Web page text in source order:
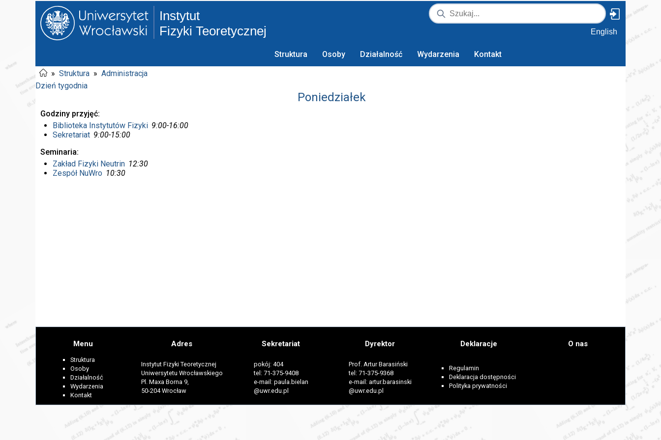
Instytut
Fizyki Teoretycznej
English
Struktura Osoby Działalność Wydarzenia Kontakt
» Struktura » Administracja
Dzień tygodnia
Poniedziałek
Godziny przyjęć
Biblioteka Instytutów Fizyki 9:00-16:00
Sekretariat 9:00-15:00
Seminaria
Zakład Fizyki Neutrin 12:30
Zespół NuWro 10:30
Menu
Struktura
Osoby
Działalność
Wydarzenia
Kontakt
Adres
Instytut Fizyki Teoretycznej
Uniwersytetu Wrocławskiego
Pl. Maxa Borna 9,
50-204 Wrocław
Sekretariat
pokój: 404
tel: 71-375-9408
e-mail: paula.bielan
@uwr.edu.pl
Dyrektor
Prof. Artur Barasiński
tel: 71-375-9368
e-mail: artur.barasinski
@uwr.edu.pl
Deklaracje
Regulamin
Deklaracja dostępności
Polityka prywatności
O nas